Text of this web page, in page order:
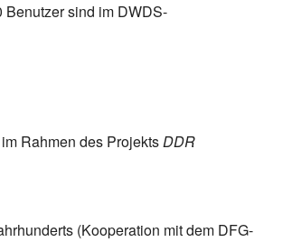
sind im DWDS-
Rahmen des ProjektsDDR
(Kooperation mit dem DFG-